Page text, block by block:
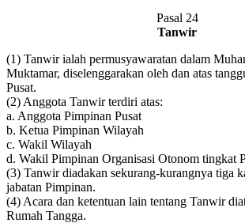
Pasal 24
Tanwir
(1) Tanwir ialah permusyawaratan dalam
Muktamar, diselenggarakan oleh dan atas
Pusat.
(2) Anggota Tanwir terdiri atas:
a. Anggota Pimpinan Pusat
b. Ketua Pimpinan Wilayah
c. Wakil Wilayah
d. Wakil Pimpinan Organisasi Otonom tingkat
(3) Tanwir diadakan sekurang-kurangnya tiga
jabatan Pimpinan.
(4) Acara dan ketentuan lain tentang Tanwir
Rumah Tangga.